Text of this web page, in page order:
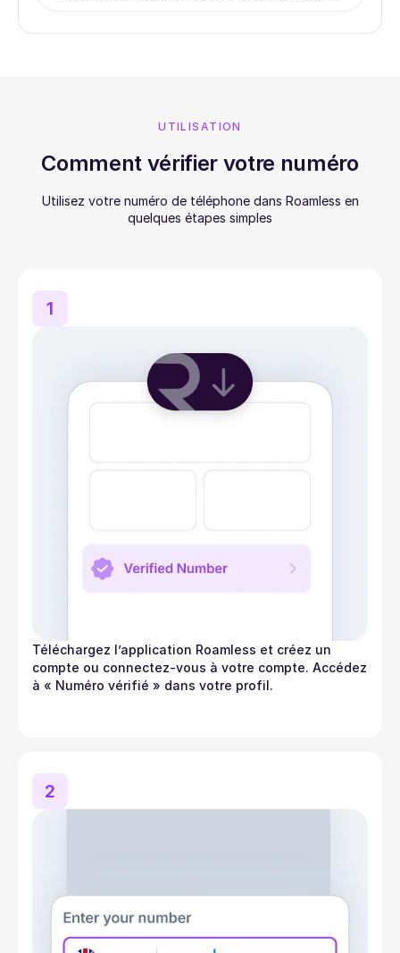
UTILISATION
Comment vérifier votre numéro
Utilisez votre numéro de téléphone dans Roamless en
quelques étapes simples
1
Téléchargez l’application Roamless et créez un
compte ou connectez-vous à votre compte. Accédez
à « Numéro vérifié » dans votre profil.
2